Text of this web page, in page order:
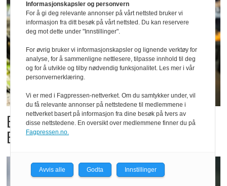
Billigbonanza da Norge slo
Elfenbenkysten
Informasjonskapsler og personvern
For å gi deg relevante annonser på vårt nettsted bruker vi
informasjon fra ditt besøk på vårt nettsted. Du kan reservere
deg mot dette under "Innstillinger".
For øvrig bruker vi informasjonskapsler og lignende verktøy for
analyse, for å sammenligne nettlesere, tilpasse innhold til deg
og for å utvikle og tilby nødvendig funksjonalitet. Les mer i vår
personvernerklæring.
Vi er med i Fagpressen-nettverket. Om du samtykker under, vil
du få relevante annonser på nettstedene til medlemmene i
nettverket basert på informasjon fra dine besøk på tvers av
disse nettstedene. En oversikt over medlemmene finner du på
Fagpressen.no.
Avvis alle Godta Innstillinger